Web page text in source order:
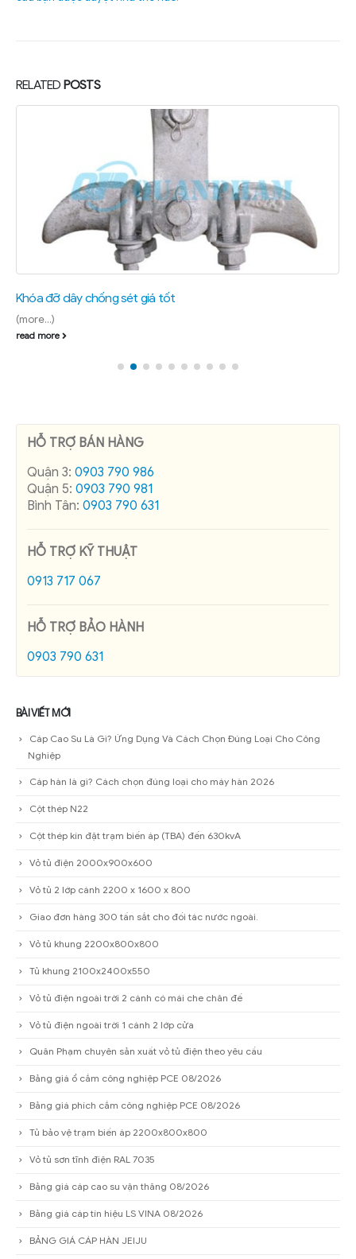
RELATED POSTS
Khóa đỡ dây chống sét giá tốt
(more…)
read more
HỖ TRỢ BÁN HÀNG
Quận 3: 0903 790 986
Quận 5: 0903 790 981
Bình Tân: 0903 790 631
HỖ TRỢ KỸ THUẬT
0913 717 067
HỖ TRỢ BẢO HÀNH
0903 790 631
BÀI VIẾT MỚI
Cáp Cao Su Là Gì? Ứng Dụng Và Cách Chọn Đúng Loại Cho Công
Nghiệp
Cáp hàn là gì? Cách chọn đúng loại cho máy hàn 2026
Cột thép N22
Cột thép kín đặt trạm biến áp (TBA) đến 630kvA
Vỏ tủ điện 2000x900x600
Vỏ tủ 2 lớp cánh 2200 x 1600 x 800
Giao đơn hàng 300 tấn sắt cho đối tác nước ngoài.
Vỏ tủ khung 2200x800x800
Tủ khung 2100x2400x550
Vỏ tủ điện ngoài trời 2 cánh có mái che chân đế
Vỏ tủ điện ngoài trời 1 cánh 2 lớp cửa
Quân Phạm chuyên sản xuất vỏ tủ điện theo yêu cầu
Bảng giá ổ cắm công nghiệp PCE 08/2026
Bảng giá phích cắm công nghiệp PCE 08/2026
Tủ bảo vệ trạm biến áp 2200x800x800
Vỏ tủ sơn tĩnh điện RAL 7035
Bảng giá cáp cao su vận thăng 08/2026
Bảng giá cáp tín hiệu LS VINA 08/2026
BẢNG GIÁ CÁP HÀN JEIJU